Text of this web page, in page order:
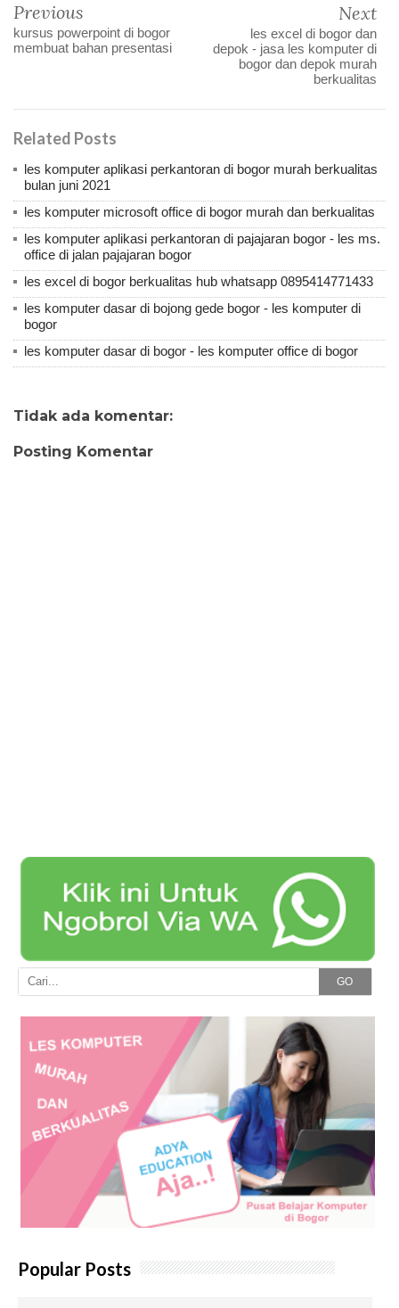
Previous
kursus powerpoint di bogor
membuat bahan presentasi
Next
les excel di bogor dan
depok - jasa les komputer di
bogor dan depok murah
berkualitas
Related Posts
les komputer aplikasi perkantoran di bogor murah berkualitas
bulan juni 2021
les komputer microsoft office di bogor murah dan berkualitas
les komputer aplikasi perkantoran di pajajaran bogor - les ms.
office di jalan pajajaran bogor
les excel di bogor berkualitas hub whatsapp 0895414771433
les komputer dasar di bojong gede bogor - les komputer di
bogor
les komputer dasar di bogor - les komputer office di bogor
Tidak ada komentar:
Posting Komentar
GO
Popular Posts